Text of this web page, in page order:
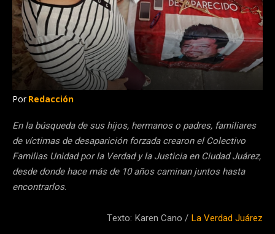
Por Redacción
En la búsqueda de sus hijos, hermanos o padres, familiares
de víctimas de desaparición forzada crearon el Colectivo
Familias Unidad por la Verdad y la Justicia en Ciudad Juárez,
desde donde hace más de 10 años caminan juntos hasta
encontrarlos.
Texto: Karen Cano / La Verdad Juárez